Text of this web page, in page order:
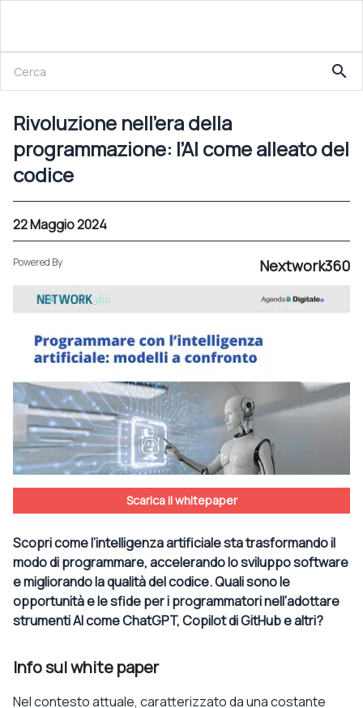
Rivoluzione nell’era della programmazione: l’AI come alleato del codice
search
Rivoluzione nell’era della
programmazione: l’AI come alleato del
codice
22 Maggio 2024
Powered By Nextwork360
Scarica il whitepaper
Scopri come l’intelligenza artificiale sta trasformando il
modo di programmare, accelerando lo sviluppo software
e migliorando la qualità del codice. Quali sono le
opportunità e le sfide per i programmatori nell’adottare
strumenti AI come ChatGPT, Copilot di GitHub e altri?
Info sul white paper
Nel contesto attuale, caratterizzato da una costante